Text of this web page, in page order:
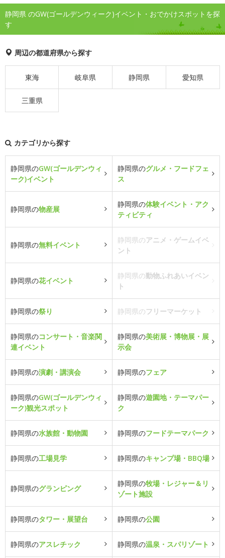
静岡県 のGW(ゴールデンウィーク)イベント・おでかけスポットを探
す
周辺の都道府県から探す
東海 岐阜県 静岡県 愛知県
三重県
カテゴリから探す
静岡県のGW(ゴールデンウィ
ーク)イベント
静岡県のグルメ・フードフェ
ス
静岡県の物産展
静岡県の体験イベント・アク
ティビティ
静岡県の無料イベント
静岡県のアニメ・ゲームイベ
ント
静岡県の花イベント
静岡県の動物ふれあいイベン
ト
静岡県の祭り 静岡県のフリーマーケット
静岡県のコンサート・音楽関
連イベント
静岡県の美術展・博物展・展
示会
静岡県の演劇・講演会 静岡県のフェア
静岡県のGW(ゴールデンウィ
ーク)観光スポット
静岡県の遊園地・テーマパー
ク
静岡県の水族館・動物園 静岡県のフードテーマパーク
静岡県の工場見学 静岡県のキャンプ場・BBQ場
静岡県のグランピング
静岡県の牧場・レジャー＆リ
ゾート施設
静岡県のタワー・展望台 静岡県の公園
静岡県のアスレチック 静岡県の温泉・スパリゾート